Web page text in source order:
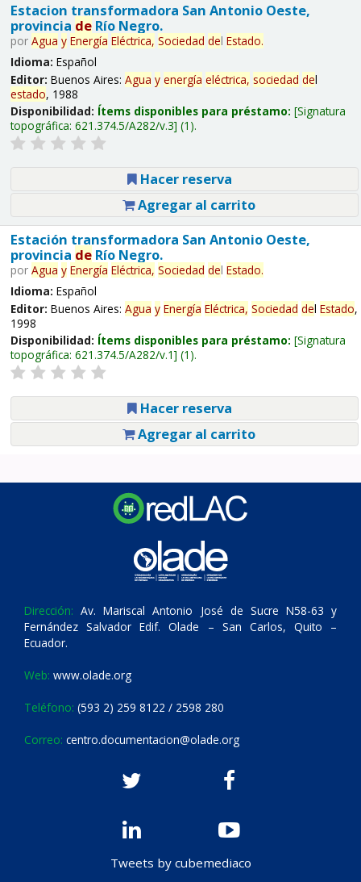
Estacion transformadora San Antonio Oeste,
provincia deRío Negro.
por Agua y Energía Eléctrica, Sociedad del Estado.
Idioma: Español
Editor: Buenos Aires: Agua y energía eléctrica, sociedad del
estado, 1988
Disponibilidad: Ítems disponibles para préstamo: Signatura
topográfica: 621.374.5/A282/v.3 (1).
Hacer reserva
Agregar al carrito
Estación transformadora San Antonio Oeste,
provincia deRío Negro.
por Agua y Energía Eléctrica, Sociedad del Estado.
Idioma: Español
Editor: Buenos Aires: Agua y Energía Eléctrica, Sociedad del Estado,
1998
Disponibilidad: Ítems disponibles para préstamo: Signatura
topográfica: 621.374.5/A282/v.1 (1).
Hacer reserva
Agregar al carrito
Dirección: Av. Mariscal Antonio José de Sucre N58-63 y
Fernández Salvador Edif. Olade – San Carlos, Quito –
Ecuador.
Web: www.olade.org
Teléfono: (593 2) 259 8122 / 2598 280
Correo: centro.documentacion@olade.org
Tweets by cubemediaco